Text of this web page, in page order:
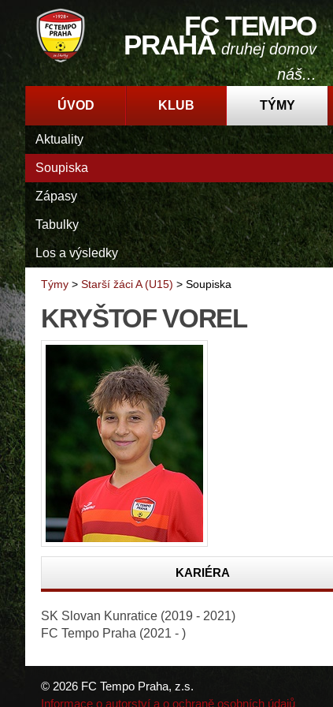
FC TEMPO
PRAHAdruhej domov
náš...
ÚVOD KLUB TÝMY
Aktuality
Soupiska
Zápasy
Tabulky
Los a výsledky
Týmy > Starší žáci A (U15) > Soupiska
KRYŠTOF VOREL
KARIÉRA
SK Slovan Kunratice (2019 - 2021)
FC Tempo Praha (2021 - )
© 2026 FC Tempo Praha, z.s.
Informace o autorství a o ochraně osobních údajů